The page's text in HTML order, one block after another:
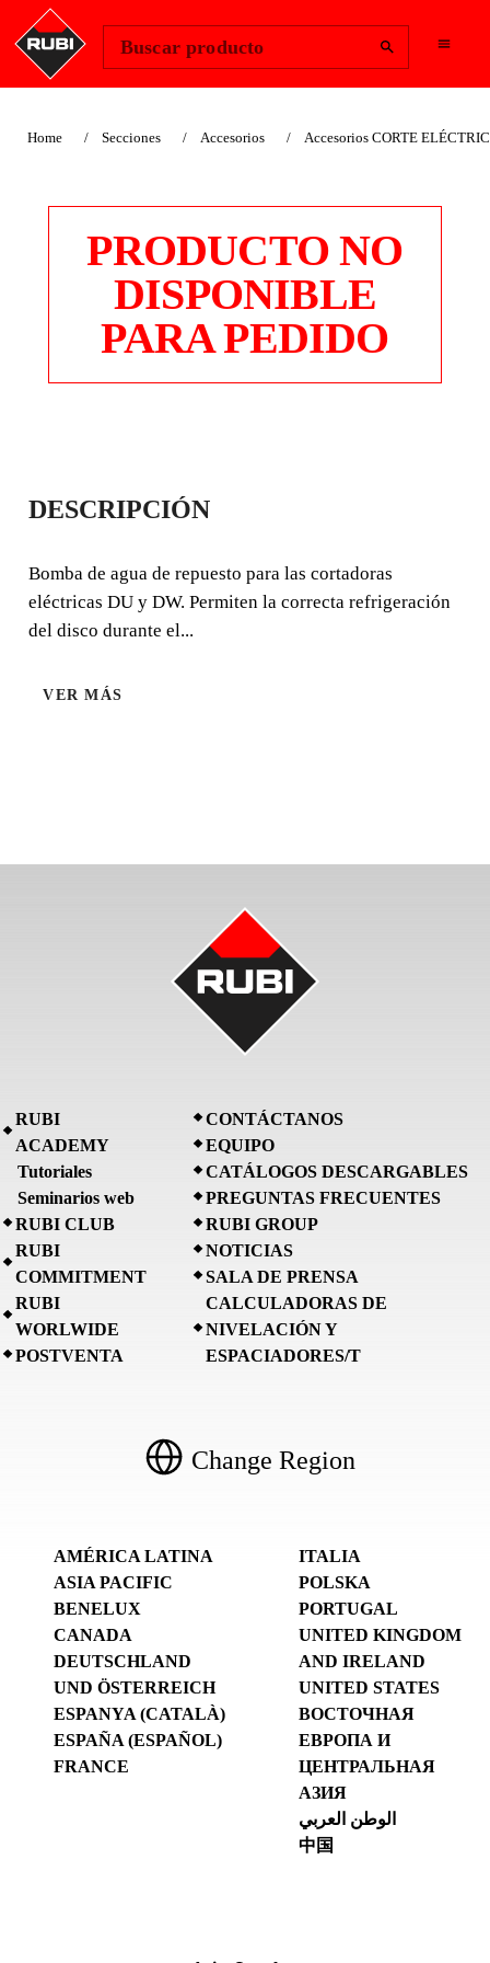
Buscar producto
Home Secciones Accesorios Accesorios CORTE
PRODUCTO NO
DISPONIBLE
PARA PEDIDO
BOMBA AGUA B-80
DU y DW. Permiten la correcta refrigeración del disco
durante el corte.
DESCRIPCIÓN
Bomba de agua de repuesto para las cortadoras
eléctricas DU y DW. Permiten la correcta refrigeración
del disco durante el...
VER MÁS
RUBI
ACADEMY
Tutoriales
Seminarios web
RUBI CLUB
RUBI
COMMITMENT
RUBI
WORLWIDE
POSTVENTA
CONTÁCTANOS
EQUIPO
CATÁLOGOS DESCARGABLES
PREGUNTAS FRECUENTES
RUBI GROUP
NOTICIAS
SALA DE PRENSA
CALCULADORAS DE
NIVELACIÓN Y
ESPACIADORES/T
Change Region
AMÉRICA LATINA
ASIA PACIFIC
BENELUX
CANADA
DEUTSCHLAND
UND ÖSTERREICH
ESPANYA (CATALÀ)
ESPAÑA (ESPAÑOL)
FRANCE
ITALIA
POLSKA
PORTUGAL
UNITED KINGDOM
AND IRELAND
UNITED STATES
ВОСТОЧНАЯ
ЕВРОПА И
ЦЕНТРАЛЬНАЯ
АЗИЯ
الوطن العربي
中国